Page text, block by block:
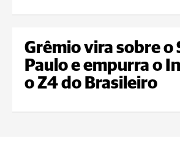
Grêmio vira sobre o
Paulo e empurra o
o Z4 do Brasileiro